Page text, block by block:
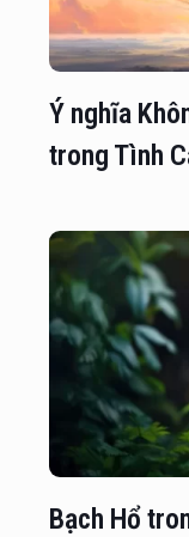
Ý nghĩa
trong Tình
Bạch Hổ